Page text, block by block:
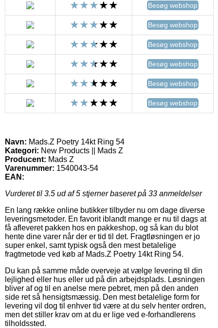
Besøg webshop
Besøg webshop
Besøg webshop
Besøg webshop
Besøg webshop
Besøg webshop
Navn: Mads.Z Poetry 14kt Ring 54
Kategori: New Products || Mads Z
Producent: Mads Z
Varenummer: 1540043-54
EAN:
Vurderet til 3.5 ud af 5 stjerner baseret på 33 anmeldelser
En lang række online butikker tilbyder nu om dage diverse
leveringsmetoder. En favorit iblandt mange er nu til dags at
få afleveret pakken hos en pakkeshop, og så kan du blot
hente dine varer når der er tid til det. Fragtløsningen er jo
super enkel, samt typisk også den mest betalelige
fragtmetode ved køb af Mads.Z Poetry 14kt Ring 54.
Du kan på samme måde overveje at vælge levering til din
lejlighed eller hus eller ud på din arbejdsplads. Løsningen
bliver af og til en anelse mere pebret, men på den anden
side ret så hensigtsmæssig. Den mest betalelige form for
levering vil dog til enhver tid være at du selv henter ordren,
men det stiller krav om at du er lige ved e-forhandlerens
tilholdssted.